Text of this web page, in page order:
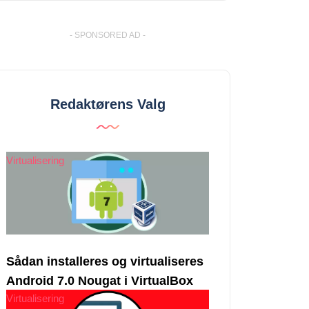
- SPONSORED AD -
Redaktørens Valg
Virtualisering
Sådan installeres og virtualiseres
Android 7.0 Nougat i VirtualBox
Virtualisering